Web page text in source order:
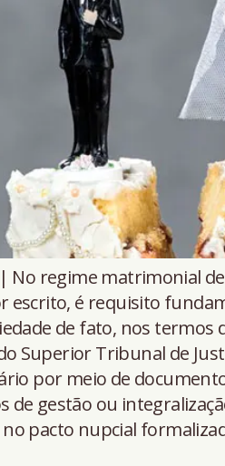
| No regime matrimonial
escrito, é requisito
de fato, nos termos
Superior Tribunal de
por meio de
de gestão ou
pacto nupcial